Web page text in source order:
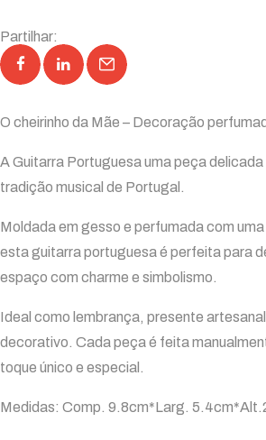
Partilhar:
O cheirinho da Mãe – Decoração
A Guitarra Portuguesa uma peça
tradição musical de Portugal.
Moldada em gesso e perfumada com
esta guitarra portuguesa é perfeita para
espaço com charme e simbolismo.
Ideal como lembrança, presente
decorativo. Cada peça é feita
toque único e especial.
Medidas: Comp. 9.8cm*Larg.